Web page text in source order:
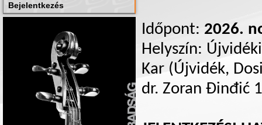
Bejelentkezés
Időpont: 2026.
Helyszín:
Kar (Újvidék,
dr. Zoran Đinđić